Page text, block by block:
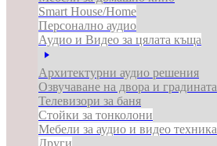
Smart House/Home
Персонално аудио
Аудио и Видео за цялата къща
Архитектурни аудио решения
Озвучаване на двора и градината
Телевизори за баня
Стойки за тонколони
Мебели за аудио и видео техника